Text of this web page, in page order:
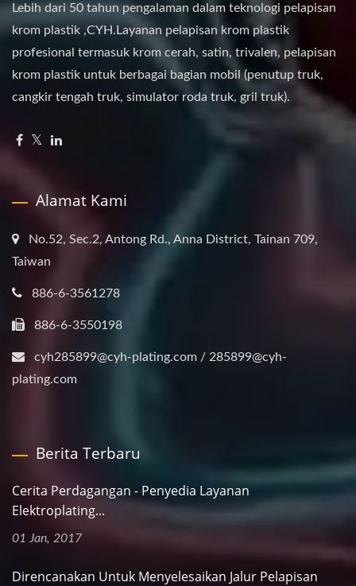
Lebih dari 50 tahun pengalaman dalam teknologi pelapisan
krom plastik ,CYH.Layanan pelapisan krom plastik
profesional termasuk krom cerah, satin, trivalen, pelapisan
krom plastik untuk berbagai bagian mobil (penutup truk,
cangkir tengah truk, simulator roda truk, gril truk).
Alamat Kami
No.52, Sec.2, Antong Rd., Anna District, Tainan 709,
Taiwan
886-6-3561278
886-6-3550198
cyh285899@cyh-plating.com / 285899@cyh-
plating.com
Berita Terbaru
Cerita Perdagangan - Penyedia Layanan
Elektroplating...
01 Jan, 2017
Direncanakan Untuk Menyelesaikan Jalur Pelapisan